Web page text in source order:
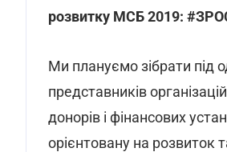
розвитку МСБ 2019:
Ми плануємо зібрати під
представників
донорів і фінансових
орієнтовану на розвиток